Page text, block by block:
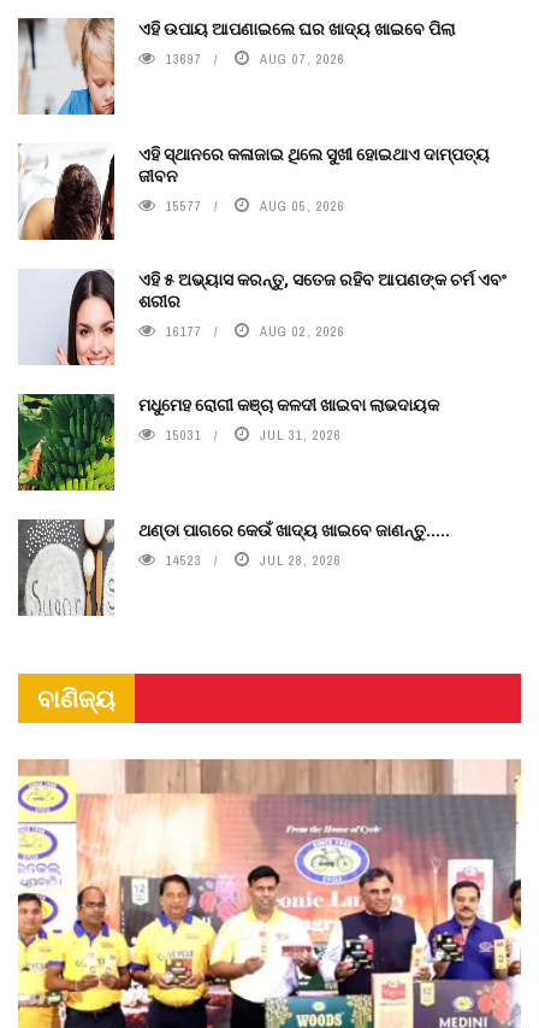
ଏହି ଉପାୟ ଆପଣାଇଲେ ଘର ଖାଦ୍ୟ ଖାଇବେ ପିଲା
13697 AUG 07, 2026
ଏହି ସ୍ଥାନରେ କଳାଜାଇ ଥିଲେ ସୁଖୀ ହୋଇଥାଏ ଦାମ୍ପତ୍ୟ
ଜୀବନ
15577 AUG 05, 2026
ଏହି ୫ ଅଭ୍ୟାସ କରନ୍ତୁ, ସତେଜ ରହିବ ଆପଣଙ୍କ ଚର୍ମ ଏବଂ
ଶରୀର
16177 AUG 02, 2026
ମଧୁମେହ ରୋଗୀ କଞ୍ଚା କଳଦୀ ଖାଇବା ଲାଭଦାୟକ
15031 JUL 31, 2026
ଥଣ୍ଡା ପାଗରେ କେଉଁ ଖାଦ୍ୟ ଖାଇବେ ଜାଣନ୍ତୁ.....
14523 JUL 28, 2026
ବାଣିଜ୍ୟ